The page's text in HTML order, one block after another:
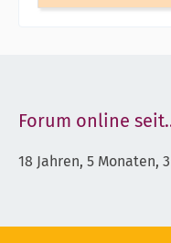
Forum online
18 Jahren, 5 Monaten,